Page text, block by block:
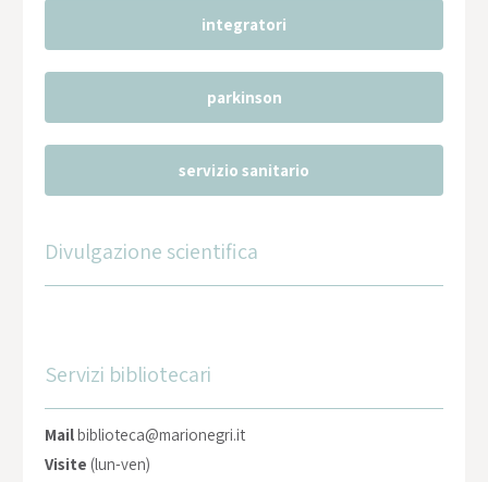
integratori
parkinson
servizio sanitario
Divulgazione scientifica
Servizi bibliotecari
Mailbiblioteca@marionegri.it
Visite (lun-ven)